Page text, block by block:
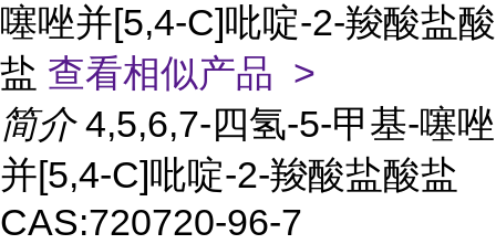
噻唑并[5,4-C]吡啶-2-羧酸盐酸
盐 查看相似产品 >
简介 4,5,6,7-四氢-5-甲基-噻唑
并[5,4-C]吡啶-2-羧酸盐酸盐
CAS:720720-96-7